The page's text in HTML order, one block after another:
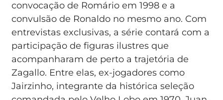
convocação de Romário em 1998 e a
convulsão de Ronaldo no mesmo ano. Com
entrevistas exclusivas, a série contará com a
participação de figuras ilustres que
acompanharam de perto a trajetória de
Zagallo. Entre elas, ex-jogadores como
Jairzinho, integrante da histórica seleção